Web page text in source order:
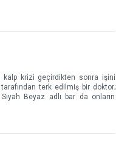
kalp krizi geçirdikten sonra işini
tarafından terk edilmiş bir doktor;
Beyaz adlı bar da onların